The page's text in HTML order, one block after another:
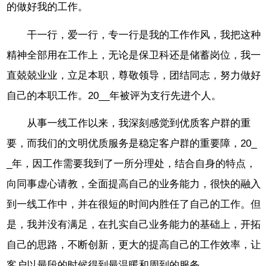
的做好我的工作。
干一行，爱一行，专一行是我的工作作风，我把这种
精神全部用在工作上，无论是保卫科还是储蓄岗位，我一
直兢兢业业，立足本职，尊敬领导，团结同志，努力做好
自己的本职工作。20__年被评为支行先进个人。
从事一线工作以来，我深刻感觉到优质客户群的重
要，而我们的文明优质服务是稳定客户群的重要障，20_
_年，因工作需要我到了一所分理处，结合自身的特点，
向同事虚心请教，全面提高自己的业务能力，很快的融入
到一线工作中，并在很短的时间内胜任了自己的工作。但
是，我并没有满足，在扎实自己业务能力的基础上，开拓
自己的思路，不断创新，更大的提高自己的工作效率，让